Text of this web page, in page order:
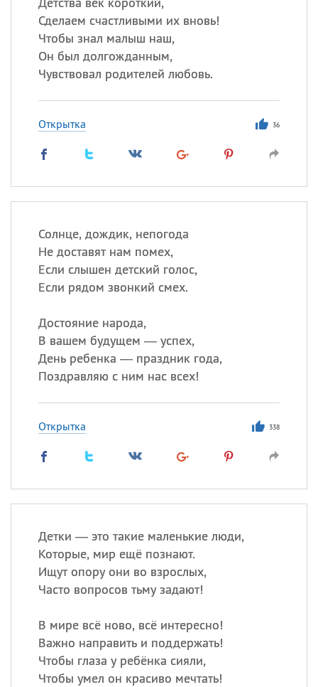
Сделаем счастливыми их вновь!
Чтобы знал малыш наш,
Он был долгожданным,
Чувствовал родителей любовь.
Открытка 36
Солнце, дождик, непогода
Не доставят нам помех,
Если слышен детский голос,
Если рядом звонкий смех.
Достояние народа,
В вашем будущем — успех,
День ребенка — праздник года,
Поздравляю с ним нас всех!
Открытка 338
Детки — это такие маленькие люди,
Которые, мир ещё познают.
Ищут опору они во взрослых,
Часто вопросов тьму задают!
В мире всё ново, всё интересно!
Важно направить и поддержать!
Чтобы глаза у ребёнка сияли,
Чтобы умел он красиво мечтать!